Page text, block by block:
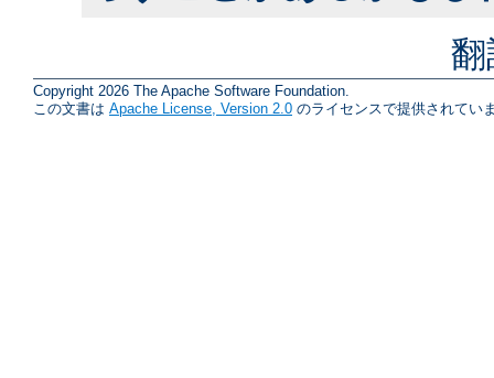
Copyright 2026 The Apache Software Foundation.
この文書は Apache License, Version 2.0 のライセンスで提供されてい